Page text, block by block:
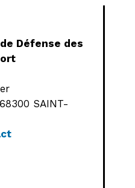
Défense des
SAINT-